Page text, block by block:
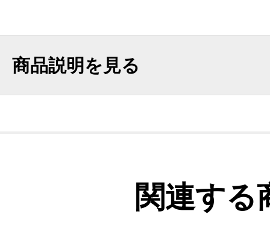
商品説明を見る
関連する